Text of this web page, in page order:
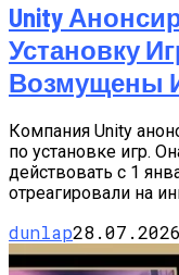
Unity
Установку
Возмущены
Компания Unity
по установке игр.
действовать с 1
отреагировали на
dunlap28.07.2026